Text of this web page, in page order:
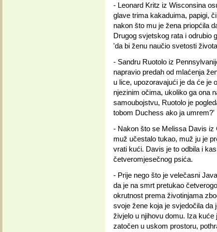
- Leonard Kritz iz Wisconsina
glave trima kakaduima, papigi,
nakon što mu je žena priopćila
Drugog svjetskog rata i odrubio
'da bi ženu naučio svetosti
- Sandru Ruotolo iz
napravio predah od mlaćenja
u lice, upozoravajući je da će je
njezinim očima, ukoliko ga ona
samoubojstvu, Ruotolo je
tobom Duchess ako ja
- Nakon što se Melissa Davis iz
muž učestalo tukao, muž ju je
vrati kući. Davis je to odbila i
četveromjesečnog psića.
- Prije nego što je velečasni
da je na smrt pretukao
okrutnost prema životinjama
svoje žene koja je svjedočila
živjelo u njihovu domu. Iza kuće
zatočen u uskom prostoru,